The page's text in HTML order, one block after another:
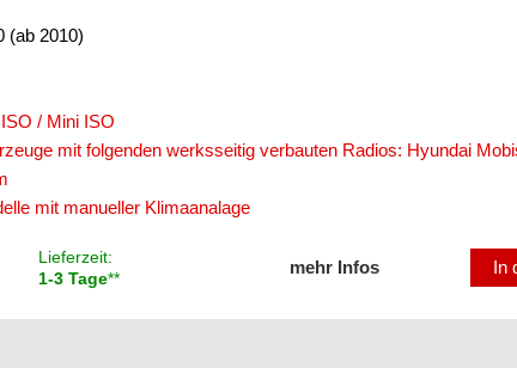
(ab 2010)
/ Mini ISO
mit folgenden werksseitig verbauten Radios: Hyundai
mit manueller Klimaanalage
Lieferzeit:
1-3 Tage**
mehr Infos In